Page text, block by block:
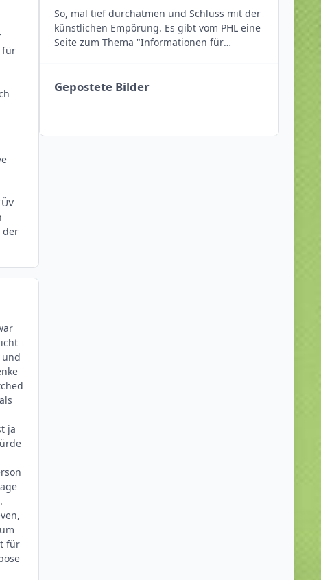
für
der
und
ja
für
So, mal tief durchatmen und Schluss mit der
künstlichen Empörung. Es gibt vom PHL eine
Seite zum Thema "Informationen für
Gepostete Bilder